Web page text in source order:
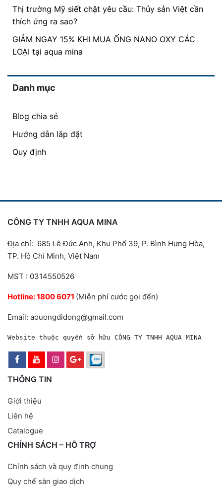
Thị trường Mỹ siết chặt yêu cầu: Thủy sản Việt cần
thích ứng ra sao?
GIẢM NGAY 15% KHI MUA ỐNG NANO OXY CÁC
LOẠI tại aqua mina
Danh mục
Blog chia sẻ
Hướng dẫn lắp đặt
Quy định
CÔNG TY TNHH AQUA MINA
Địa chỉ: 685 Lê Đức Anh, Khu Phố 39, P. Bình Hưng Hòa,
TP. Hồ Chí Minh, Việt Nam
MST : 0314550526
Hotline:1800 6071 (Miễn phí cước gọi đến)
Email: aouongdidong@gmail.com
Website thuộc quyền sở hữu CÔNG TY TNHH AQUA MINA
THÔNG TIN
Giới thiệu
Liên hệ
Catalogue
CHÍNH SÁCH – HỖ TRỢ
Chính sách và quy định chung
Quy chế sàn giao dịch